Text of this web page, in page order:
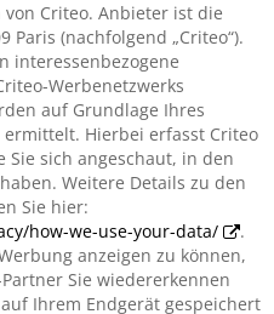
Criteo. Anbieter ist die
Paris (nachfolgend „Criteo“).
interessenbezogene
Werbenetzwerks
auf Grundlage Ihres
Hierbei erfasst Criteo
Sie sich angeschaut, in den
Weitere Details zu den
Sie hier:
how-we-use-your-data/
.
anzeigen zu können,
Sie wiedererkennen
Ihrem Endgerät gespeichert